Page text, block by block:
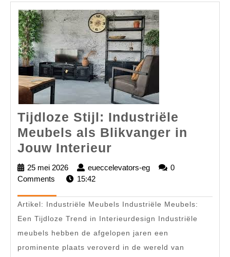
Tijdloze Stijl: Industriële
Meubels als Blikvanger in
Jouw Interieur
Stijl:
Meubels
als
Blikvanger
in
25 mei 2026
25
mei
eueccelevators-eg
eueccelevators-
0
Comments
15:42
Artikel: Industriële Meubels Industriële Meubels:
Een Tijdloze Trend in Interieurdesign Industriële
meubels hebben de afgelopen jaren een
prominente plaats veroverd in de wereld van